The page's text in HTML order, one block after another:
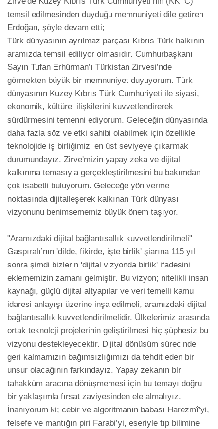
temsil edilmesinden duyduğu memnuniyeti dile getiren
Erdoğan, şöyle devam etti;
Türk dünyasının ayrılmaz parçası Kıbrıs Türk halkının
aramızda temsil ediliyor olmasıdır. Cumhurbaşkanı
Sayın Tufan Erhürman’ı Türkistan Zirvesi’nde
görmekten büyük bir memnuniyet duyuyorum. Türk
dünyasının Kuzey Kıbrıs Türk Cumhuriyeti ile siyasi,
ekonomik, kültürel ilişkilerini kuvvetlendirerek
sürdürmesini temenni ediyorum. Geleceğin dünyasında
daha fazla söz ve etki sahibi olabilmek için özellikle
teknolojide iş birliğimizi en üst seviyeye çıkarmak
durumundayız. Zirve'mizin yapay zeka ve dijital
kalkınma temasıyla gerçekleştirilmesini bu bakımdan
çok isabetli buluyorum. Geleceğe yön verme
noktasında dijitalleşerek kalkınan Türk dünyası
vizyonunu benimsememiz büyük önem taşıyor.
"Aramızdaki dijital bağlantısallık kuvvetlendirilmeli"
Gaspıralı’nın 'dilde, fikirde, işte birlik' şiarına 115 yıl
sonra şimdi bizlerin 'dijital vizyonda birlik' ifadesini
eklememizin zamanı gelmiştir. Bu vizyon; nitelikli insan
kaynağı, güçlü dijital altyapılar ve veri temelli kamu
idaresi anlayışı üzerine inşa edilmeli, aramızdaki dijital
bağlantısallık kuvvetlendirilmelidir. Ülkelerimiz arasında
ortak teknoloji projelerinin geliştirilmesi hiç şüphesiz bu
vizyonu destekleyecektir. Dijital dönüşüm sürecinde
geri kalmamızın bağımsızlığımızı da tehdit eden bir
unsur olacağının farkındayız. Yapay zekanın bir
tahakküm aracına dönüşmemesi için bu temayı doğru
bir yaklaşımla fırsat zaviyesinden ele almalıyız.
İnanıyorum ki; cebir ve algoritmanın babası Harezmî’yi,
felsefe ve mantığın piri Farabi’yi, eseriyle tıp bilimine